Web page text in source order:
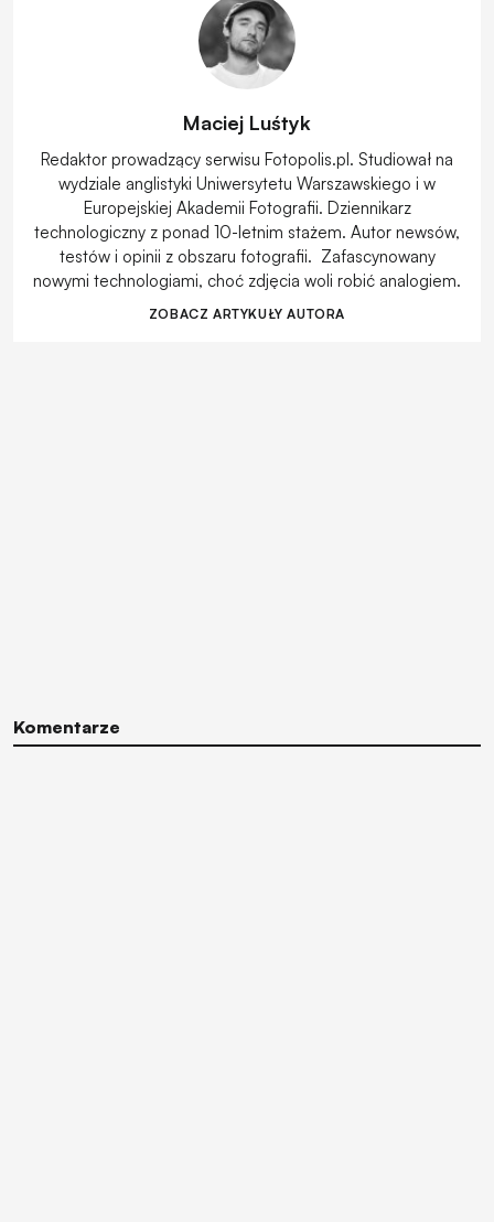
Maciej Luśtyk
Redaktor prowadzący serwisu Fotopolis.pl. Studiował na
wydziale anglistyki Uniwersytetu Warszawskiego i w
Europejskiej Akademii Fotografii. Dziennikarz
technologiczny z ponad 10-letnim stażem. Autor newsów,
testów i opinii z obszaru fotografii. Zafascynowany
nowymi technologiami, choć zdjęcia woli robić analogiem.
ZOBACZ ARTYKUŁY AUTORA
Komentarze